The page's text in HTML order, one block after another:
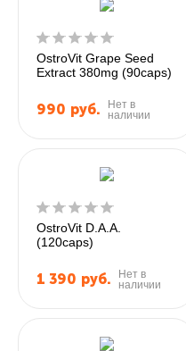
OstroVit Grape Seed
Extract 380mg (90caps)
990 руб.
Нет в
наличии
OstroVit D.A.A.
(120caps)
1 390 руб.
Нет в
наличии